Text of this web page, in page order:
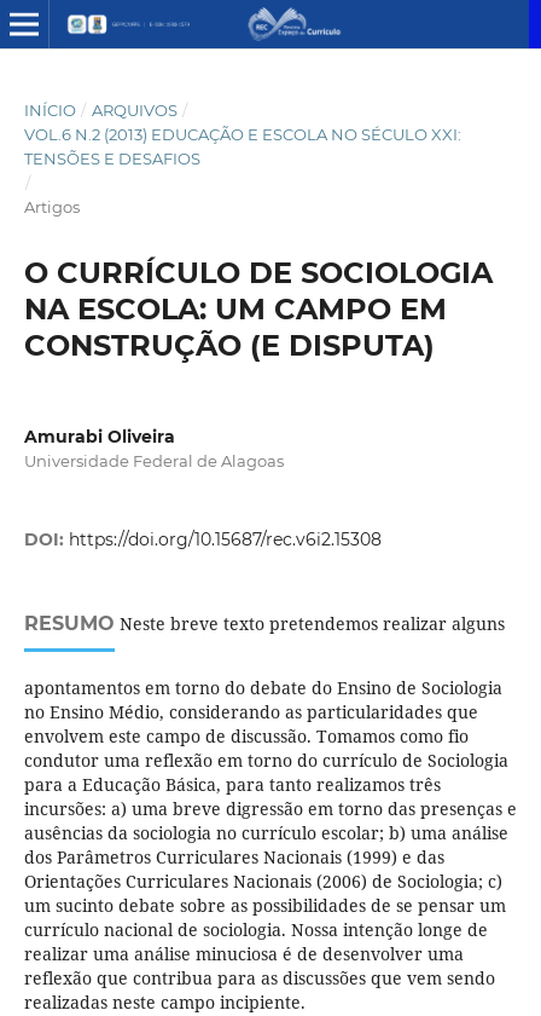
INÍCIO / ARQUIVOS /
VOL.6 N.2 (2013) EDUCAÇÃO E ESCOLA NO SÉCULO XXI:
TENSÕES E DESAFIOS
/
Artigos
O CURRÍCULO DE SOCIOLOGIA
NA ESCOLA: UM CAMPO EM
CONSTRUÇÃO (E DISPUTA)
Amurabi Oliveira
Universidade Federal de Alagoas
DOI: https://doi.org/10.15687/rec.v6i2.15308
RESUMO Neste breve texto pretendemos realizar alguns
apontamentos em torno do debate do Ensino de Sociologia
no Ensino Médio, considerando as particularidades que
envolvem este campo de discussão. Tomamos como fio
condutor uma reflexão em torno do currículo de Sociologia
para a Educação Básica, para tanto realizamos três
incursões: a) uma breve digressão em torno das presenças e
ausências da sociologia no currículo escolar; b) uma análise
dos Parâmetros Curriculares Nacionais (1999) e das
Orientações Curriculares Nacionais (2006) de Sociologia; c)
um sucinto debate sobre as possibilidades de se pensar um
currículo nacional de sociologia. Nossa intenção longe de
realizar uma análise minuciosa é de desenvolver uma
reflexão que contribua para as discussões que vem sendo
realizadas neste campo incipiente.